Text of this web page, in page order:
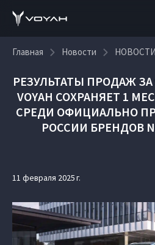
Главная Новости НОВОСТИ
РЕЗУЛЬТАТЫ ПРОДАЖ ЗА
VOYAH СОХРАНЯЕТ 1
СРЕДИ ОФИЦИАЛЬНО
РОССИИ БРЕНДОВ
11 февраля 2025 г.